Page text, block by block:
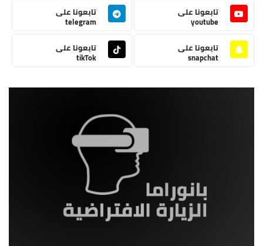
تابعونا على
youtube
تابعونا على
telegram
تابعونا على
snapchat
تابعونا على
tikTok